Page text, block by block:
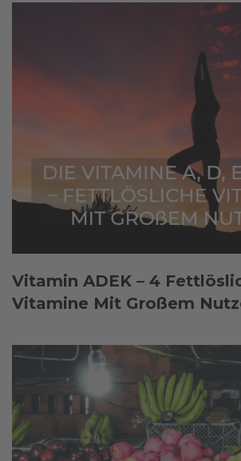
Vitamin ADEK – 4
Vitamine Mit Großem